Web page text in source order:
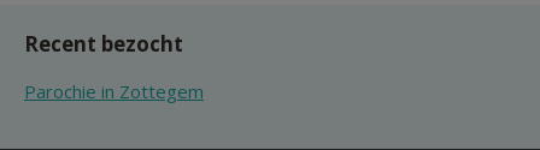
Recent bezocht
Parochie in Zottegem